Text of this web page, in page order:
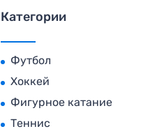
Категории
Футбол
Хоккей
Фигурное катание
Теннис